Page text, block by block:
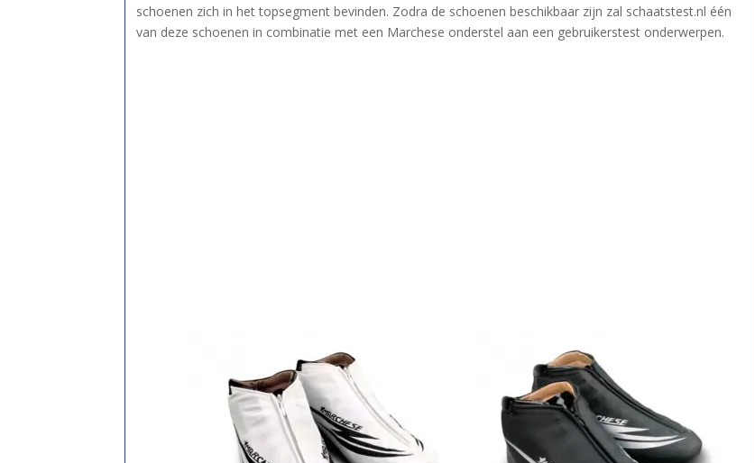
schoenen zich in het topsegment bevinden. Zodra de schoenen beschikbaar zijn zal schaatstest.nl één
van deze schoenen in combinatie met een Marchese onderstel aan een gebruikerstest onderwerpen.